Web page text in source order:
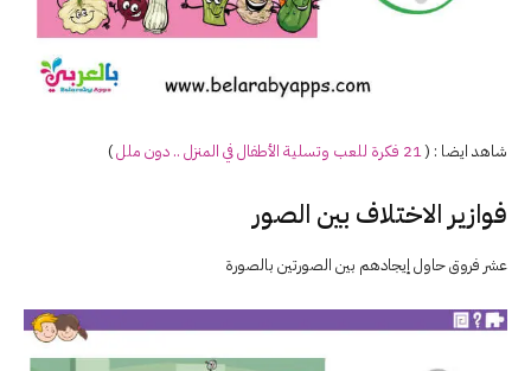
شاهد ايضا : (21 فكرة للعب وتسلية الأطفال في المنزل .. دون ملل )
فوازير الاختلاف بين الصور
عشر فروق حاول إيجادهم بين الصورتين بالصورة